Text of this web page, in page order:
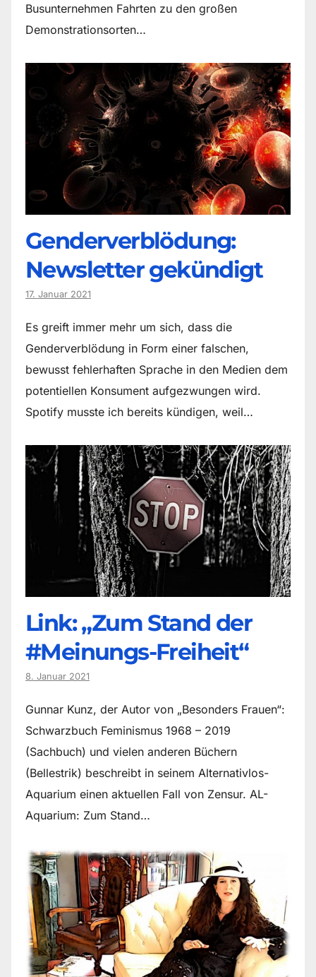
Busunternehmen Fahrten zu den großen
Demonstrationsorten…
Genderverblödung:
Newsletter gekündigt
17. Januar 2021
Es greift immer mehr um sich, dass die
Genderverblödung in Form einer falschen,
bewusst fehlerhaften Sprache in den Medien dem
potentiellen Konsument aufgezwungen wird.
Spotify musste ich bereits kündigen, weil…
Link: „Zum Stand der
#Meinungs-Freiheit“
8. Januar 2021
Gunnar Kunz, der Autor von „Besonders Frauen“:
Schwarzbuch Feminismus 1968 – 2019
(Sachbuch) und vielen anderen Büchern
(Bellestrik) beschreibt in seinem Alternativlos-
Aquarium einen aktuellen Fall von Zensur. AL-
Aquarium: Zum Stand…